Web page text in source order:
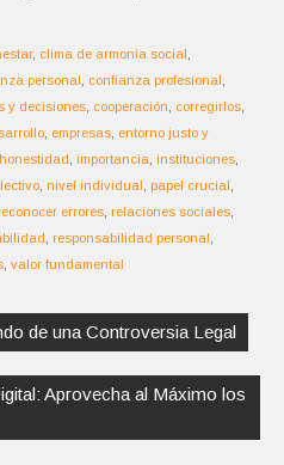
, clima de armonía social
personal confianza profesional
y decisiones cooperación corregirlos
empresas entorno justo y
honestidad importancia instituciones
nivel individual papel crucial
errores relaciones sociales
responsabilidad personal
valor fundamental
de una Controversia Legal
Aprovecha al Máximo los